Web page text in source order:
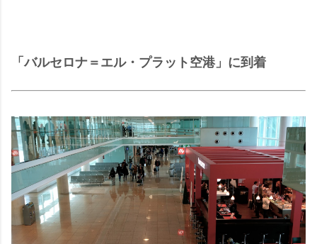
「バルセロナ＝エル・プラット空港」に到着